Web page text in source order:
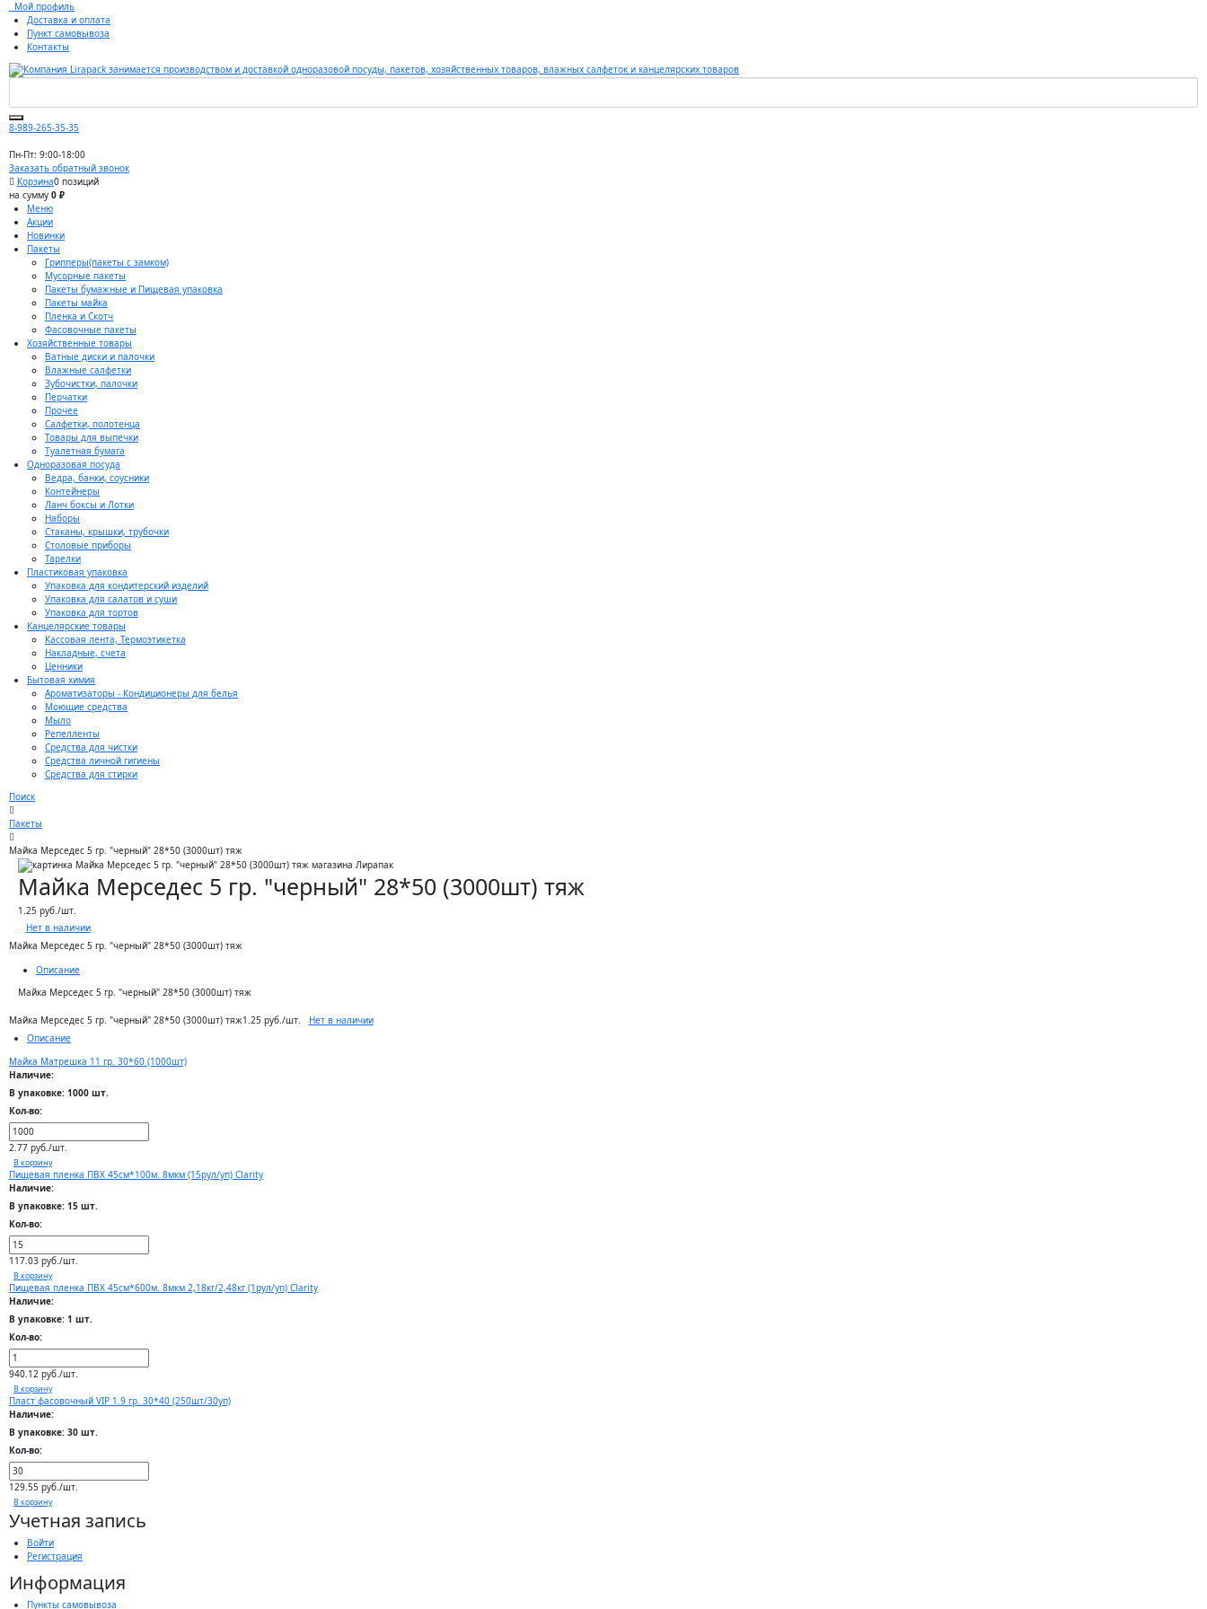
Мой профиль
Доставка и оплата
Пункт самовывоза
Контакты
8-989-265-35-35
Пн-Пт: 9:00-18:00
Заказать обратный звонок
Корзина0 позиций
на сумму 0 ₽
Меню
Акции
Новинки
Пакеты
Грипперы(пакеты с замком)
Мусорные пакеты
Пакеты бумажные и Пищевая упаковка
Пакеты майка
Пленка и Скотч
Фасовочные пакеты
Хозяйственные товары
Ватные диски и палочки
Влажные салфетки
Зубочистки, палочки
Перчатки
Прочее
Салфетки, полотенца
Товары для выпечки
Туалетная бумага
Одноразовая посуда
Ведра, банки, соусники
Контейнеры
Ланч боксы и Лотки
Наборы
Стаканы, крышки, трубочки
Столовые приборы
Тарелки
Пластиковая упаковка
Упаковка для кондитерский изделий
Упаковка для салатов и суши
Упаковка для тортов
Канцелярские товары
Кассовая лента, Термоэтикетка
Накладные, счета
Ценники
Бытовая химия
Ароматизаторы - Кондиционеры для белья
Моющие средства
Мыло
Репелленты
Средства для чистки
Средства личной гигиены
Средства для стирки
Поиск
Пакеты
Майка Мерседес 5 гр. "черный" 28*50 (3000шт) тяж
Майка Мерседес 5 гр. "черный" 28*50 (3000шт) тяж
1.25 руб./шт.
Нет в наличии
Майка Мерседес 5 гр. "черный" 28*50 (3000шт) тяж
Описание
Майка Мерседес 5 гр. "черный" 28*50 (3000шт) тяж
Майка Мерседес 5 гр. "черный" 28*50 (3000шт) тяж1.25 руб./шт.
Нет в наличии
Описание
Майка Матрешка 11 гр. 30*60 (1000шт)
Наличие:
В упаковке: 1000 шт.
Кол-во:
2.77 руб./шт.
В корзину
Пищевая пленка ПВХ 45см*100м. 8мкм (15рул/уп) Clarity
Наличие:
В упаковке: 15 шт.
Кол-во:
117.03 руб./шт.
В корзину
Пищевая пленка ПВХ 45см*600м. 8мкм 2,18кг/2,48кг (1рул/уп) Clarity
Наличие:
В упаковке: 1 шт.
Кол-во:
940.12 руб./шт.
В корзину
Пласт фасовочный VIP 1.9 гр. 30*40 (250шт/30уп)
Наличие:
В упаковке: 30 шт.
Кол-во:
129.55 руб./шт.
В корзину
Учетная запись
Войти
Регистрация
Информация
Пункты самовывоза